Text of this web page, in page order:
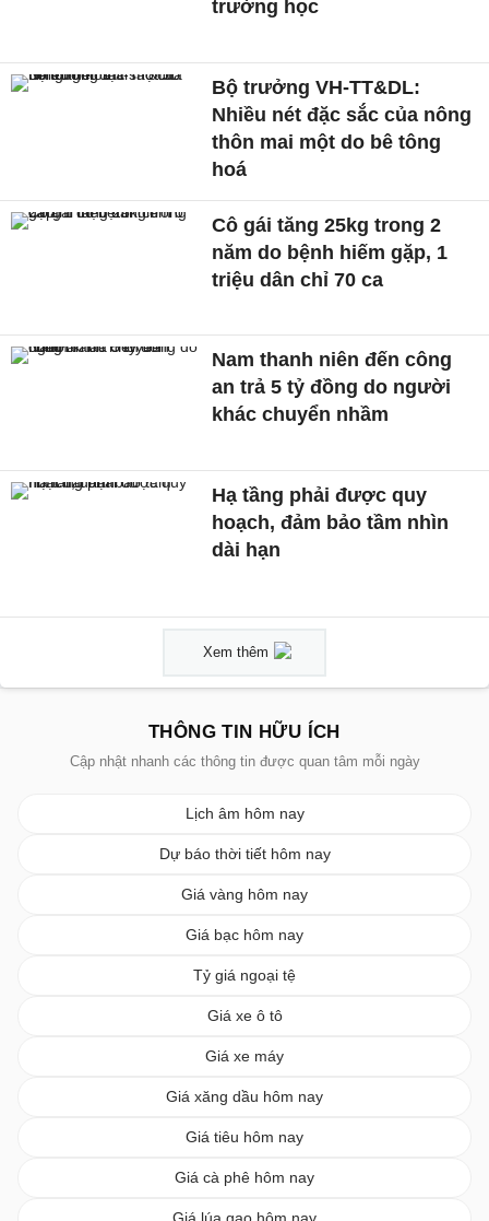
trường học
Bộ trưởng VH-TT&DL:
Nhiều nét đặc sắc của nông
thôn mai một do bê tông
hoá
Cô gái tăng 25kg trong 2
năm do bệnh hiếm gặp, 1
triệu dân chỉ 70 ca
Nam thanh niên đến công
an trả 5 tỷ đồng do người
khác chuyển nhầm
Hạ tầng phải được quy
hoạch, đảm bảo tầm nhìn
dài hạn
Xem thêm
THÔNG TIN HỮU ÍCH
Cập nhật nhanh các thông tin được quan tâm mỗi ngày
Lịch âm hôm nay
Dự báo thời tiết hôm nay
Giá vàng hôm nay
Giá bạc hôm nay
Tỷ giá ngoại tệ
Giá xe ô tô
Giá xe máy
Giá xăng dầu hôm nay
Giá tiêu hôm nay
Giá cà phê hôm nay